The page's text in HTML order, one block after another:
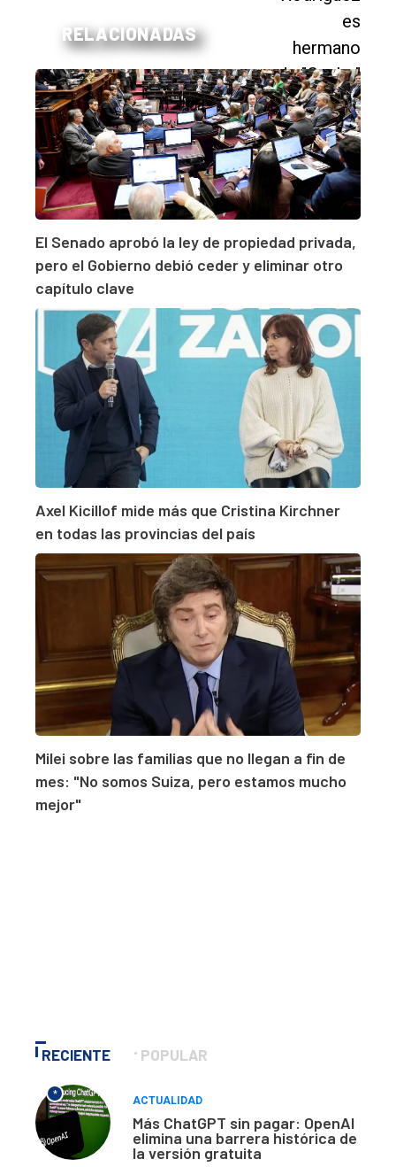
RELACIONADAS
El Senado aprobó la ley de propiedad privada,
pero el Gobierno debió ceder y eliminar otro
capítulo clave
Axel Kicillof mide más que Cristina Kirchner
en todas las provincias del país
Milei sobre las familias que no llegan a fin de
mes: "No somos Suiza, pero estamos mucho
mejor"
RECIENTE POPULAR
*
ACTUALIDAD
Más ChatGPT sin pagar: OpenAI
elimina una barrera histórica de
la versión gratuita